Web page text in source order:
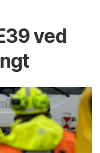
ved